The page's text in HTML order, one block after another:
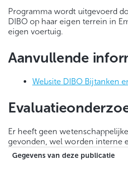
Programma wordt uitgevoerd
DIBO op haar eigen terrein in
eigen voertuig.
Aanvullende
Website DIBO Bijtanken
Er heeft geen
gevonden, wel worden interne
Gegevens van deze publicatie